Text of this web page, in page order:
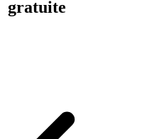
gratuite